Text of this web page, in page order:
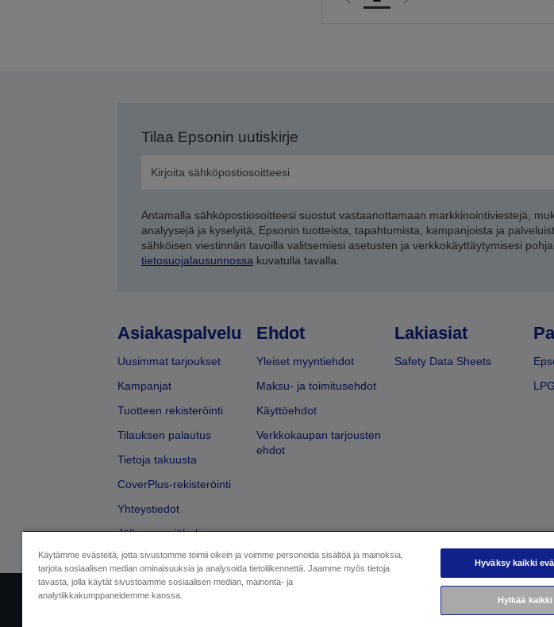
Siirry
Siirry
Tilaa Epsonin uutiskirje
Antamalla sähköpostiosoitteesi suostut vastaanottamaan markkinointiviestejä,
analyysejä ja kyselyitä, Epsonin tuotteista, tapahtumista, kampanjoista ja
sähköisen viestinnän tavoilla valitsemiesi asetusten ja verkkokäyttäytymisesi
tietosuojalausunnossa kuvatulla tavalla.
Asiakaspalvelu
Uusimmat tarjoukset
Kampanjat
Tuotteen rekisteröinti
Tilauksen palautus
Tietoja takuusta
CoverPlus-rekisteröinti
Yhteystiedot
Jälleenmyyjähaku
Ehdot
Yleiset myyntiehdot
Maksu- ja toimitusehdot
Käyttöehdot
Verkkokaupan tarjousten
ehdot
Lakiasiat
Safety Data Sheets
Yritystiedot
Käytämme evästeitä, jotta sivustomme toimii oikein ja voimme personoida sisältöä ja mainoksia,
tarjota sosiaalisen median ominaisuuksia ja analysoida tietoliikennettä. Jaamme myös tietoja
tavasta, jolla käytät sivustoamme sosiaalisen median, mainonta- ja
analytiikkakumppaneidemme kanssa.
Hyväksy kaikki
Hylkää kaikki